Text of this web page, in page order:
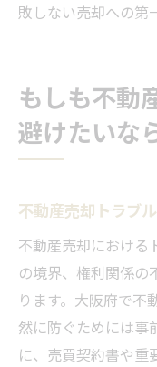
敗しない売却への第
もしも不動
避けたいな
不動産売却トラブ
不動産売却における
の境界、権利関係の
ります。大阪府で不
然に防ぐためには事
に、売買契約書や重